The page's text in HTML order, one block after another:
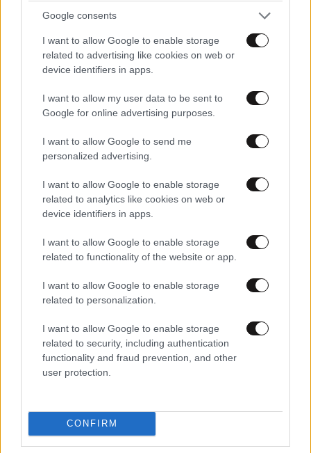
Google consents
I want to allow Google to enable storage
related to advertising like cookies on web or
device identifiers in apps.
I want to allow my user data to be sent to
Google for online advertising purposes.
I want to allow Google to send me
personalized advertising.
I want to allow Google to enable storage
related to analytics like cookies on web or
device identifiers in apps.
I want to allow Google to enable storage
related to functionality of the website or app.
I want to allow Google to enable storage
related to personalization.
I want to allow Google to enable storage
related to security, including authentication
functionality and fraud prevention, and other
user protection.
CONFIRM
έδειξε ποτέ ότι ήταν ικανός για κάτι τέτοιο»